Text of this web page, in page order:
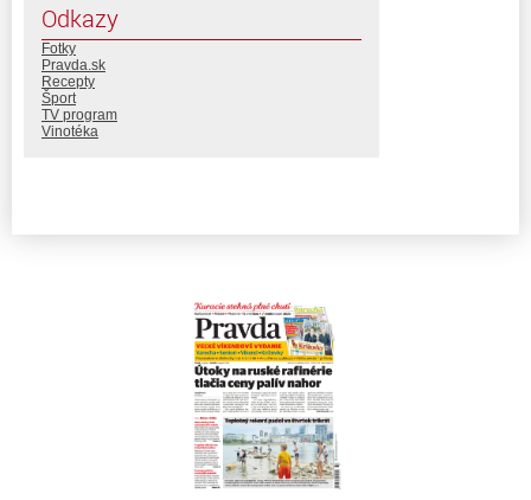
Odkazy
Fotky
Pravda.sk
Recepty
Šport
TV program
Vinotéka